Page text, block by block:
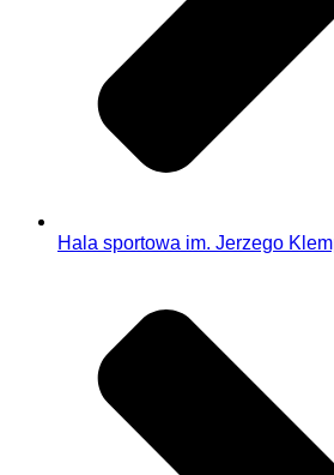
Hala sportowa im. Jerzego